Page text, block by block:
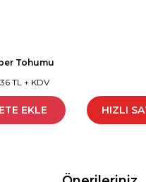
Tohumu
TL + KDV
EKLE HIZLI